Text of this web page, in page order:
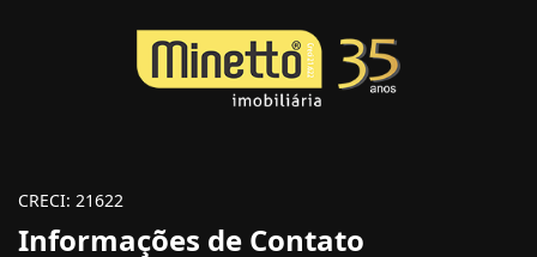
CRECI: 21622
Informações de Contato